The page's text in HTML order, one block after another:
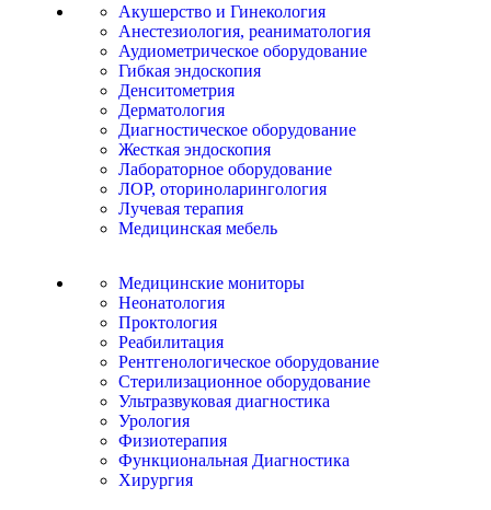
Акушерство и Гинекология
Анестезиология, реаниматология
Аудиометрическое оборудование
Гибкая эндоскопия
Денситометрия
Дерматология
Диагностическое оборудование
Жесткая эндоскопия
Лабораторное оборудование
ЛОР, оториноларингология
Лучевая терапия
Медицинская мебель
Медицинские мониторы
Неонатология
Проктология
Реабилитация
Рентгенологическое оборудование
Стерилизационное оборудование
Ультразвуковая диагностика
Урология
Физиотерапия
Функциональная Диагностика
Хирургия